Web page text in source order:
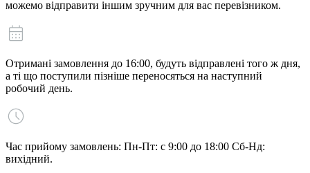
можемо відправити іншим зручним для вас перевізником.
Отримані замовлення до 16:00, будуть відправлені того ж дня,
а ті що поступили пізніше переносяться на наступний
робочий день.
Час прийому замовлень: Пн-Пт: с 9:00 до 18:00 Сб-Нд:
вихідний.